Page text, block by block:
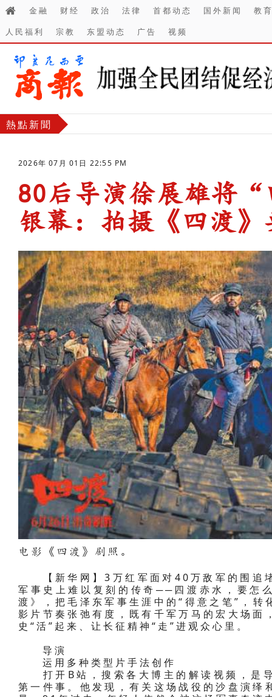
金融 财经 政治 法律 首都动态 国外新闻
教
人民福利
宗教 东盟动态 广告 视频
熱點新聞
2026年 07月 01日 22:55 PM
80后导演徐展雄将
银幕：拍摄《四渡
电影《四渡》剧照。
【新华网】3万红军面对40万敌军的围追
军事史上难以复刻的传奇──四渡赤水，要怎
渡》，把毛泽东军事生涯中的“得意之笔”，
影片节奏张弛有度，既有千军万马的宏大场
史“活”起来、让长征精神“走”进观众心里。
导演
运用多种类型片手法创作
打开B站，搜索各大博主的解读视频，是
第一件事。他发现，有关这场战役的沙盘演